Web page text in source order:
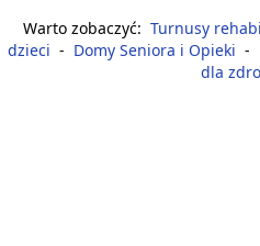
Warto zobaczyć: Turnusy
dzieci - Domy Seniora i Opieki -
dla